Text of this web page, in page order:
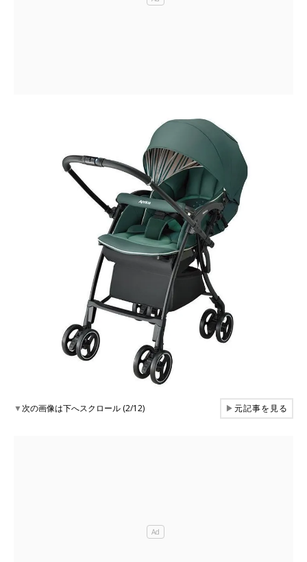
▼次の画像は下へスクロール (2/12) ▶元記事を見る